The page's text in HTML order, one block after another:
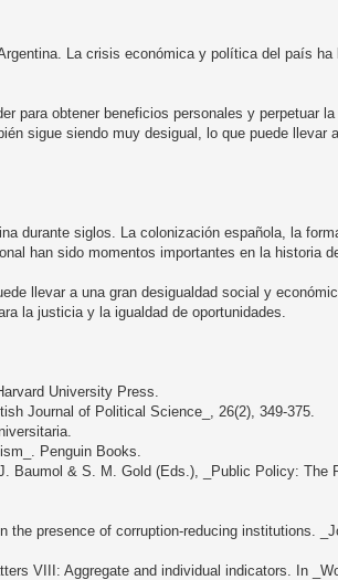
La crisis económica y política del país ha
para obtener beneficios personales y perpetuar
sigue siendo muy desigual, lo que puede llevar
durante siglos. La colonización española, la
han sido momentos importantes en la historia
llevar a una gran desigualdad social y
la justicia y la igualdad de oportunidades.
University Press.
Journal of Political Science_, 26(2), 349-375.
Penguin Books.
Baumol & S. M. Gold (Eds.), _Public Policy: The
presence of corruption-reducing institutions.
VIII: Aggregate and individual indicators. In